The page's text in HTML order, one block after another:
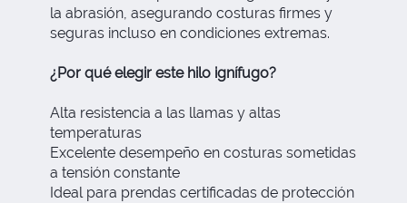
la abrasión, asegurando costuras firmes y
seguras incluso en condiciones extremas.
¿Por qué elegir este hilo ignífugo?
Alta resistencia a las llamas y altas
temperaturas
Excelente desempeño en costuras sometidas
a tensión constante
Ideal para prendas certificadas de protección